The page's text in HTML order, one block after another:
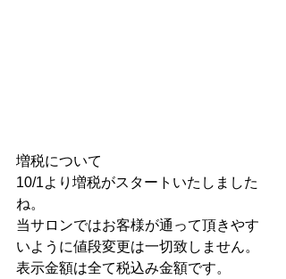
増税について
10/1より増税がスタートいたしました
ね。
当サロンではお客様が通って頂きやす
いように値段変更は一切致しません。
表示金額は全て税込み金額です。